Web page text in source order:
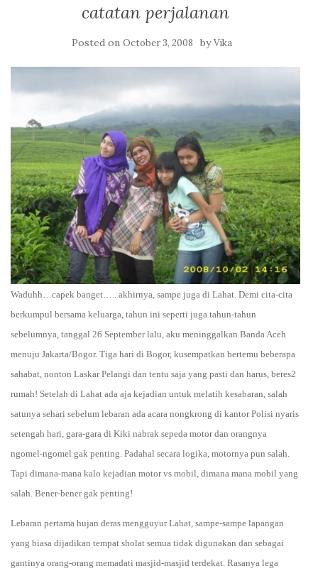
catatan perjalanan
Posted on October 3, 2008 byVika
Waduhh…capek banget….. akhirnya, sampe juga di Lahat. Demi cita-cita
berkumpul bersama keluarga, tahun ini seperti juga tahun-tahun
sebelumnya, tanggal 26 September lalu, aku meninggalkan Banda Aceh
menuju Jakarta/Bogor. Tiga hari di Bogor, kusempatkan bertemu beberapa
sahabat, nonton Laskar Pelangi dan tentu saja yang pasti dan harus, beres2
rumah! Setelah di Lahat ada aja kejadian untuk melatih kesabaran, salah
satunya sehari sebelum lebaran ada acara nongkrong di kantor Polisi nyaris
setengah hari, gara-gara di Kiki nabrak sepeda motor dan orangnya
ngomel-ngomel gak penting. Padahal secara logika, motornya pun salah.
Tapi dimana-mana kalo kejadian motor vs mobil, dimana mana mobil yang
salah. Bener-bener gak penting!
Lebaran pertama hujan deras mengguyur Lahat, sampe-sampe lapangan
yang biasa dijadikan tempat sholat semua tidak digunakan dan sebagai
gantinya orang-orang memadati masjid-masjid terdekat. Rasanya lega